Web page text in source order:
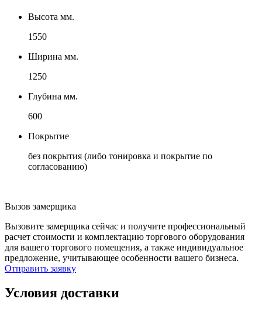
Высота мм.
1550
Ширина мм.
1250
Глубина мм.
600
Покрытие
без покрытия (либо тонировка и покрытие по
согласованию)
Вызов замерщика
Вызовите замерщика сейчас и получите профессиональный
расчет стоимости и комплектацию торгового оборудования
для вашего торгового помещения, а также индивидуальное
предложение, учитывающее особенности вашего бизнеса.
Отправить заявку
Условия доставки